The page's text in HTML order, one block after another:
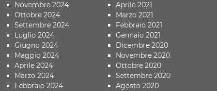
Novembre 2024
Ottobre 2024
Settembre 2024
Luglio 2024
Giugno 2024
Maggio 2024
Aprile 2024
Marzo 2024
Febbraio 2024
Aprile 2021
Marzo 2021
Febbraio 2021
Gennaio 2021
Dicembre 2020
Novembre 2020
Ottobre 2020
Settembre 2020
Agosto 2020